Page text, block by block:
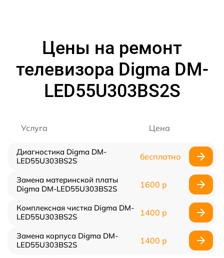
Цены на ремонт
телевизора Digma DM-
LED55U303BS2S
Услуга Цена
Диагностика Digma DM-
LED55U303BS2S
бесплатно
Замена материнской платы
Digma DM-LED55U303BS2S
1600 р
Комплексная чистка Digma DM-
LED55U303BS2S
1400 р
Замена корпуса Digma DM-
LED55U303BS2S
1400 р